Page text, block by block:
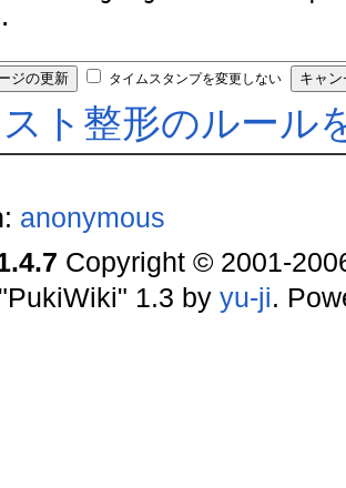
タイムスタンプを変更しない
ト整形のルール
anonymous
Copyright © 2001-
1.3 by yu-ji.